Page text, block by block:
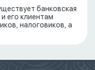
банковская
его клиентам
налоговиков, а